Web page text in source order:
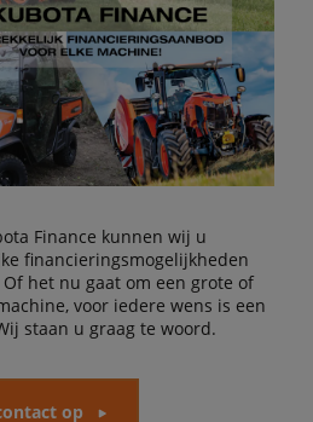
Finance kunnen wij u
financieringsmogelijkheden
het nu gaat om een grote of
voor iedere wens is een
staan u graag te woord.
op